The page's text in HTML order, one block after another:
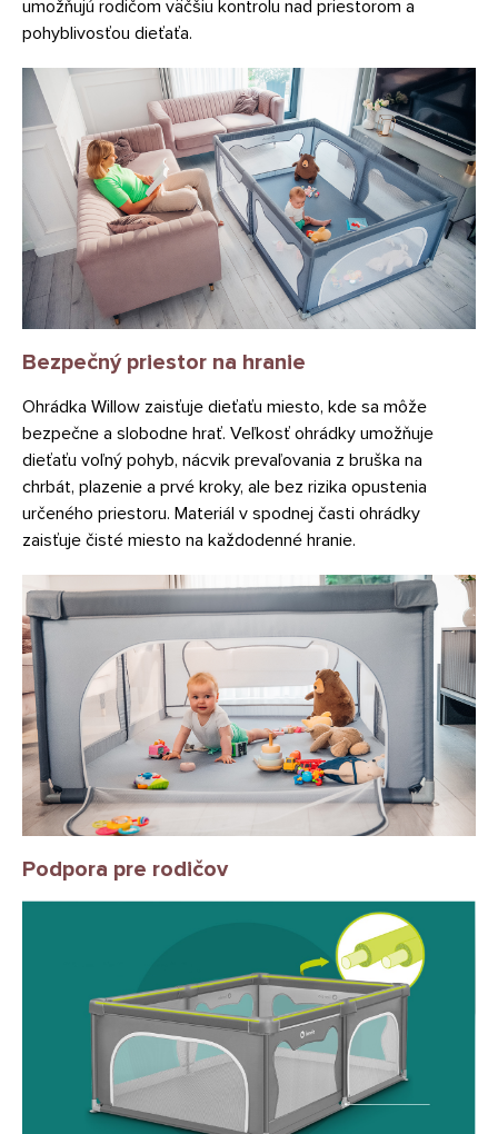
umožňujú rodičom väčšiu kontrolu nad priestorom a
pohyblivosťou dieťaťa.
Bezpečný priestor na hranie
Ohrádka Willow zaisťuje dieťaťu miesto, kde sa môže
bezpečne a slobodne hrať. Veľkosť ohrádky umožňuje
dieťaťu voľný pohyb, nácvik prevaľovania z bruška na
chrbát, plazenie a prvé kroky, ale bez rizika opustenia
určeného priestoru. Materiál v spodnej časti ohrádky
zaisťuje čisté miesto na každodenné hranie.
Podpora pre rodičov